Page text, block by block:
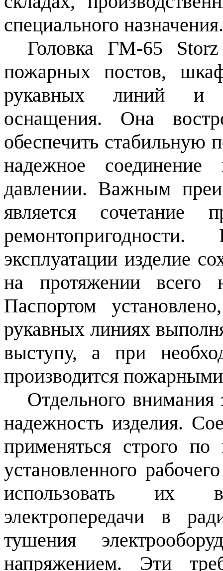
специального назначения.
Головка ГМ-65 Storz
пожарных постов,
рукавных линий и
оснащения. Она
обеспечить стабильную
надежное
давлении. Важным
является сочетание
эксплуатации изделие
на протяжении всего
Паспортом
рукавных линиях
выступу, а при
производится
Отдельного внимания
надежность изделия.
применяться строго
установленного
использовать их
электропередачи в
тушения
напряжением. Эти